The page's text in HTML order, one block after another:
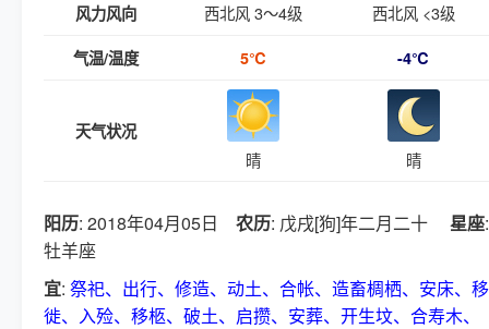
风力风向 西北风 3～4级 西北风 <3级
气温/温度 5℃ -4℃
天气状况
晴 晴
阳历: 2018年04月05日 农历: 戊戌[狗]年二月二十 星座:
牡羊座
宜: 祭祀、出行、修造、动土、合帐、造畜椆栖、安床、移
徙、入殓、移柩、破土、启攒、安葬、开生坟、合寿木、